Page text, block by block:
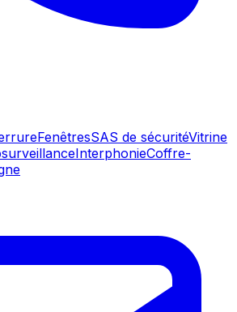
FenêtresSAS de sécuritéVitrine
InterphonieCoffre-